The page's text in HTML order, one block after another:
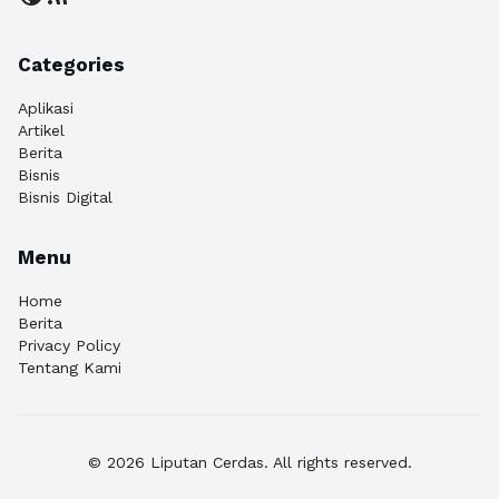
Categories
Aplikasi
Artikel
Berita
Bisnis
Bisnis Digital
Menu
Home
Berita
Privacy Policy
Tentang Kami
© 2026 Liputan Cerdas. All rights reserved.